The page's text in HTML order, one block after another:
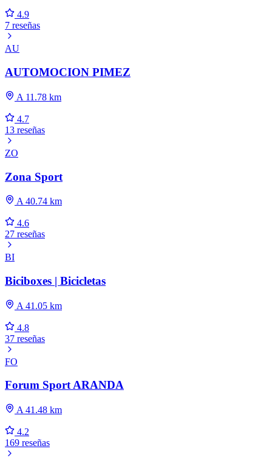
4.9
7 reseñas
AU
AUTOMOCION PIMEZ
A 11.78 km
4.7
13 reseñas
ZO
Zona Sport
A 40.74 km
4.6
27 reseñas
BI
Biciboxes | Bicicletas
A 41.05 km
4.8
37 reseñas
FO
Forum Sport ARANDA
A 41.48 km
4.2
169 reseñas